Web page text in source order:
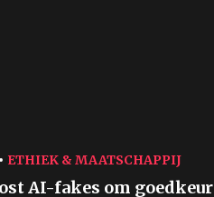
ETHIEK & MAATSCHAPPIJ
AI-fakes om